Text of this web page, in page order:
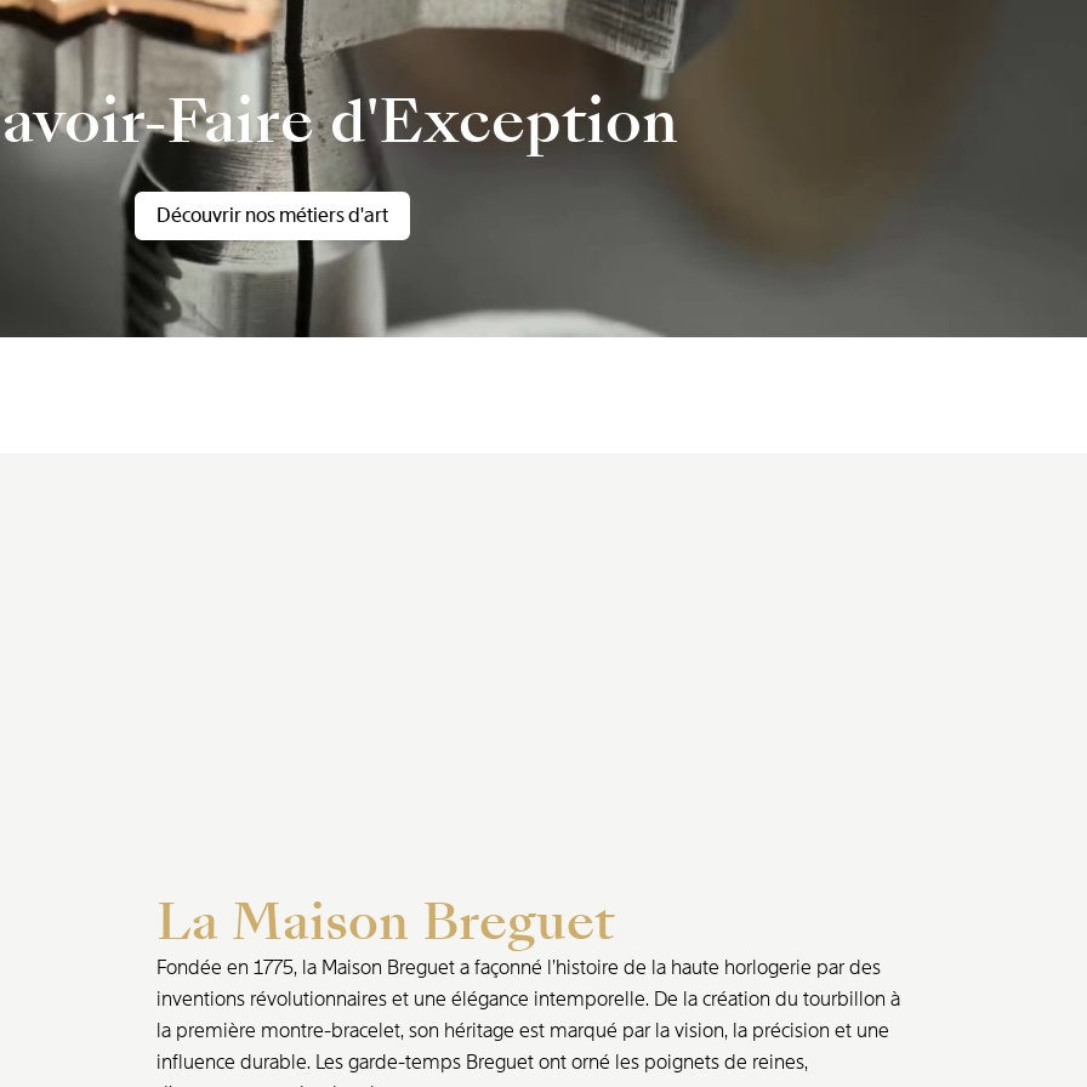
Faire d'Exception
Découvrir nos métiers d'art
La Maison Breguet
Fondée en 1775, la Maison Breguet a façonné l’histoire de la haute horlogerie par des
inventions révolutionnaires et une élégance intemporelle. De la création du tourbillon à
la première montre-bracelet, son héritage est marqué par la vision, la précision et une
influence durable. Les garde-temps Breguet ont orné les poignets de reines,